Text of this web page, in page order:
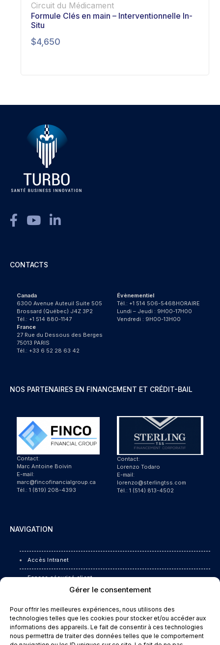
Gérer le consentement
Pour offrir les meilleures expériences, nous utilisons des
technologies telles que les cookies pour stocker et/ou accéder aux
informations des appareils. Le fait de consentir à ces technologies
nous permettra de traiter des données telles que le comportement
Circuit du Médicament
Formule Clés en main – Interventionnelle In-
Situ
$4,650
CONTACTS
Canada
6300 Avenue Auteuil Suite 505
Brossard (Québec) J4Z 3P2
Tél.: +1 514 880-1147
France
27 Rue du Dessous des Berges
75013 PARIS
Tél.: +33 6 52 28 63 42
Évènementiel
Tél.: +1 514 506-5468HORAIRE
Lundi – Jeudi : 9H00-17H00
Vendredi : 9H00-13H00
NOS PARTENAIRES EN FINANCEMENT ET CRÉDIT-BAIL
Contact:
Marc Antoine Boivin
E-mail:
marc@fincofinancialgroup.ca
Tél.: 1 (819) 208-4393
Contact:
Lorenzo Todaro
E-mail:
lorenzo@sterlingtss.com
Tél.: 1 (514) 813-4502
NAVIGATION
Accès Intranet
Espace sécurisé client
Espace TurboFlow
ACTeRX Académie